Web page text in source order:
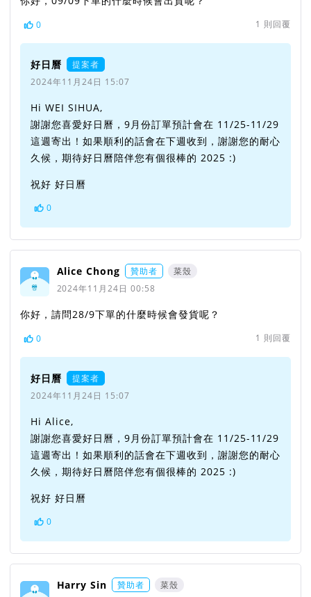
0 1 則回覆
好日曆
提案者
2024年11月24日 15:07
Hi WEI SIHUA,
謝謝您喜愛好日曆，9月份訂單預計會在 11/25-11/29
這週寄出！如果順利的話會在下週收到，謝謝您的耐心
久候，期待好日曆陪伴您有個很棒的 2025 :)
祝好 好日曆
0
Alice Chong 贊助者
菜殼
2024年11月24日 00:58
你好，請問28/9下單的什麼時候會發貨呢？
0 1 則回覆
好日曆
提案者
2024年11月24日 15:07
Hi Alice,
謝謝您喜愛好日曆，9月份訂單預計會在 11/25-11/29
這週寄出！如果順利的話會在下週收到，謝謝您的耐心
久候，期待好日曆陪伴您有個很棒的 2025 :)
祝好 好日曆
0
Harry Sin 贊助者
菜殼